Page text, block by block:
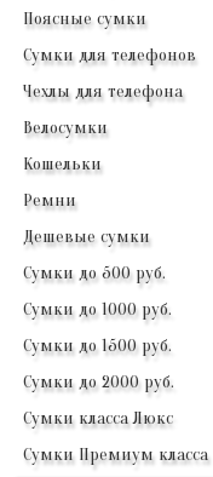
Поясные сумки
Сумки для телефонов
Чехлы для телефона
Велосумки
Кошельки
Ремни
Дешевые сумки
Сумки до 500 руб.
Сумки до 1000 руб.
Сумки до 1500 руб.
Сумки до 2000 руб.
Сумки класса Люкс
Сумки Премиум класса